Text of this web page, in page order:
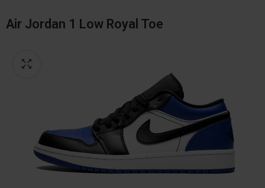
Air Jordan 1 Low Royal Toe